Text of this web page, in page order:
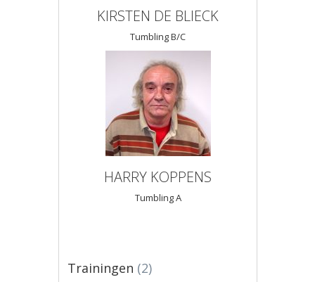
KIRSTEN DE BLIECK
Tumbling B/C
HARRY KOPPENS
Tumbling A
Trainingen (2)